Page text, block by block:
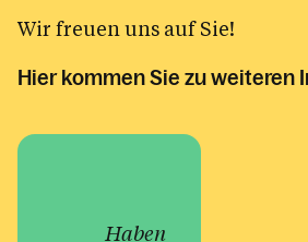
Wir freuen uns auf Sie!
Hier kommen Sie zu weiteren
Haben